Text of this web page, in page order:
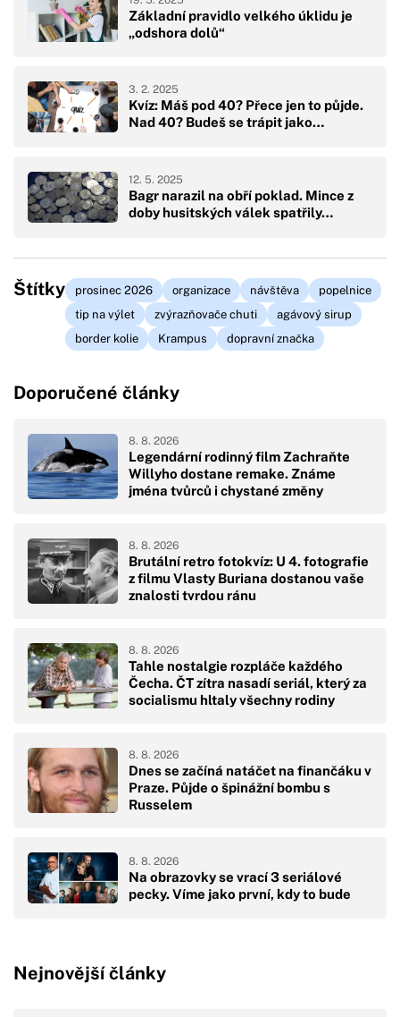
Základní pravidlo velkého úklidu je
„odshora dolů“
Kvíz: Máš pod 40? Přece jen to půjde.
Nad 40? Budeš se trápit jako…
3. 2. 2025
Bagr narazil na obří poklad. Mince z
doby husitských válek spatřily…
12. 5. 2025
Štítky prosinec 2026 organizace návštěva
popelnice
tip na výlet
zvýrazňovače chuti
agávový sirup
border kolie
Krampus dopravní značka
Doporučené články
Legendární rodinný film Zachraňte
Willyho dostane remake. Známe
jména tvůrců i chystané změny
8. 8. 2026
Brutální retro fotokvíz: U 4. fotografie
z filmu Vlasty Buriana dostanou vaše
znalosti tvrdou ránu
8. 8. 2026
Tahle nostalgie rozpláče každého
Čecha. ČT zítra nasadí seriál, který za
socialismu hltaly všechny rodiny
8. 8. 2026
Dnes se začíná natáčet na finančáku v
Praze. Půjde o špinážní bombu s
Russelem
8. 8. 2026
Na obrazovky se vrací 3 seriálové
pecky. Víme jako první, kdy to bude
8. 8. 2026
Nejnovější články